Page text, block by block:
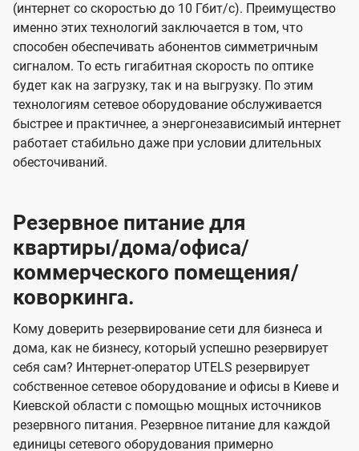
(интернет со скоростью до 10 Гбит/с). Преимущество
именно этих технологий заключается в том, что
способен обеспечивать абонентов симметричным
сигналом. То есть гигабитная скорость по оптике
будет как на загрузку, так и на выгрузку. По этим
технологиям сетевое оборудование обслуживается
быстрее и практичнее, а энергонезависимый интернет
работает стабильно даже при условии длительных
обесточиваний.
Резервное питание для
квартиры/дома/офиса/
коммерческого помещения/
коворкинга.
Кому доверить резервирование сети для бизнеса и
дома, как не бизнесу, который успешно резервирует
себя сам? Интернет-оператор UTELS резервирует
собственное сетевое оборудование и офисы в Киеве и
Киевской области с помощью мощных источников
резервного питания. Резервное питание для каждой
единицы сетевого оборудования примерно